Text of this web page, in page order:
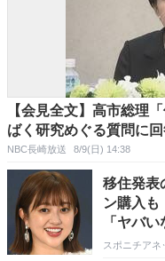
【会見全文】高市総理
ばく研究めぐる質問に回
NBC長崎放送 8/9(日) 14:38
移住発表
ン購入
「ヤバ
スポニチアネ